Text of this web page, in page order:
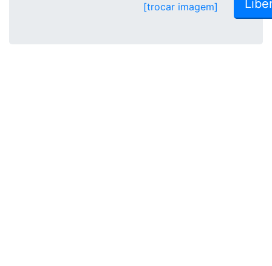
[trocar imagem]